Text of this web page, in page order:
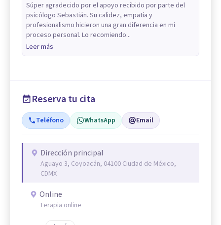
Súper agradecido por el apoyo recibido por parte del
psicólogo Sebastián. Su calidez, empatía y
profesionalismo hicieron una gran diferencia en mi
proceso personal. Lo recomiendo...
Leer más
Reserva tu cita
Teléfono WhatsApp Email
Dirección principal
Aguayo 3, Coyoacán, 04100 Ciudad de México,
CDMX
Online
Terapia online